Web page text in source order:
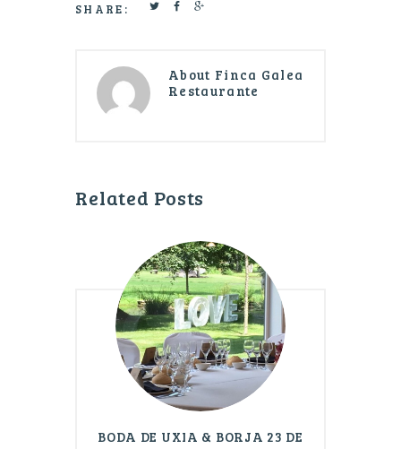
SHARE:
About Finca Galea
Restaurante
Related Posts
BODA DE UXIA & BORJA 23 DE